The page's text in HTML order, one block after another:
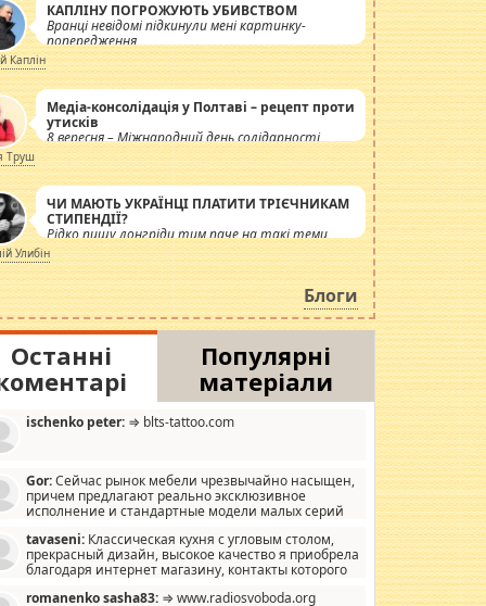
КАПЛІНУ ПОГРОЖУЮТЬ УБИВСТВОМ
Вранці невідомі підкинули мені картинку-
попередження
Каплін
Медіа-консолідація у Полтаві – рецепт проти
утисків
8 вересня – Міжнародний день солідарності
журналістів.
Труш
ЧИ МАЮТЬ УКРАЇНЦІ ПЛАТИТИ ТРІЄЧНИКАМ
СТИПЕНДІЇ?
Рідко пишу лонгріди тим паче на такі теми,
але вже просто дістало! Обурюють сьогоднішні
інсенуації навколо стипендіального питання.
Штучно роздувається ще одна соціальна
катастрофа.
Улибін
Блоги
Останні
Популярні
матеріали
ischenko peter: ⇒ blts-tattoo.com
Gor:Сейчас рынок мебели чрезвычайно насыщен,
причем предлагают реально эксклюзивное
исполнение и стандартные модели малых серий
мало походит на стандартные формы, в MebelOk,
и что главное - со вкусом все в порядке,
ненужных наворотов удорожающих мебель, а это не
tavaseni: Классическая кухня с угловым столом,
прекрасный дизайн, высокое качество я приобрела
благодаря интернет магазину, контакты которого
romanenko sasha83: ⇒ www.radiosvoboda.org